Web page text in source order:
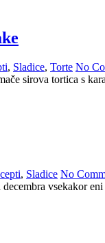
, Sladice, Torte No
sirova tortica s
, Sladice No
vsekakor